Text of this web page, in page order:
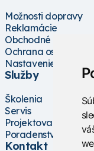
Možnosti dopravy
Reklamácie
Obchodné
Ochrana osobných
Nastavenie cookies
Služby
Školenia
Servis
Projektovanie
Poradenstvo
Kontakt